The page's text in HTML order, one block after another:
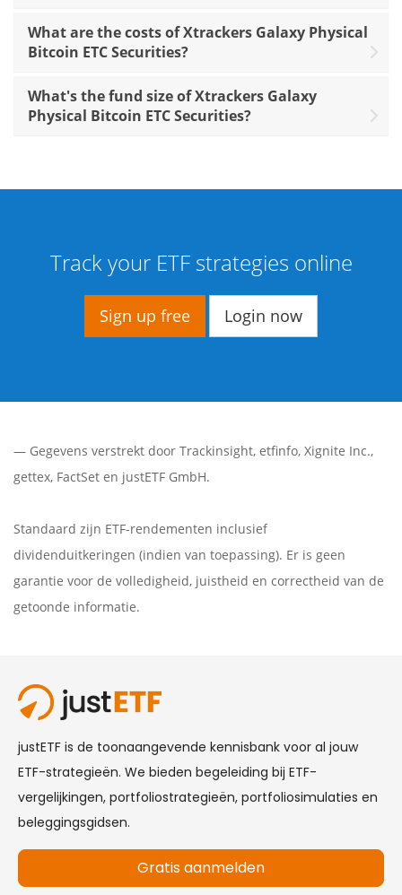
What are the costs of Xtrackers Galaxy Physical
Bitcoin ETC Securities?
What's the fund size of Xtrackers Galaxy
Physical Bitcoin ETC Securities?
Track your ETF strategies online
Sign up free Login now
— Gegevens verstrekt door Trackinsight, etfinfo, Xignite Inc.,
gettex, FactSet en justETF GmbH.
Standaard zijn ETF-rendementen inclusief
dividenduitkeringen (indien van toepassing). Er is geen
garantie voor de volledigheid, juistheid en correctheid van de
getoonde informatie.